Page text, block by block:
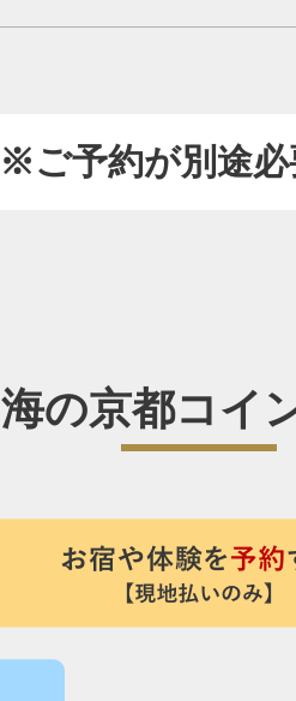
※ご予約が別途必
海の京都コイ